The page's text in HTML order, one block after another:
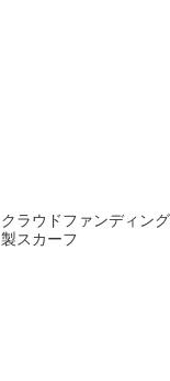
クラウドファンディン
製スカーフ